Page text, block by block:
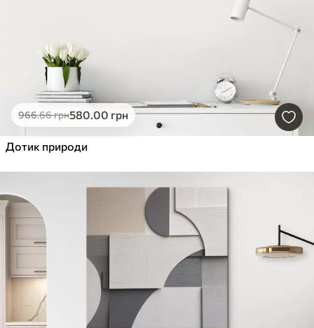
966.66грн580.00 грн
Дотик природи